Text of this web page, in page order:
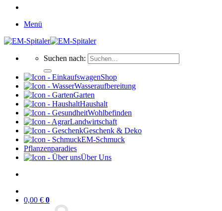
Menü
Suchen nach:
Shop
Wasseraufbereitung
Garten
Haushalt
Wohlbefinden
Landwirtschaft
Geschenk & Deko
EM-Schmuck
Pflanzenparadies
Über Uns
0,00 € 0